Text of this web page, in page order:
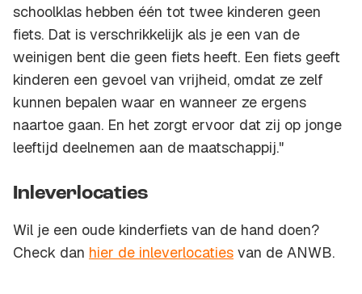
schoolklas hebben één tot twee kinderen geen
fiets. Dat is verschrikkelijk als je een van de
weinigen bent die geen fiets heeft. Een fiets geeft
kinderen een gevoel van vrijheid, omdat ze zelf
kunnen bepalen waar en wanneer ze ergens
naartoe gaan. En het zorgt ervoor dat zij op jonge
leeftijd deelnemen aan de maatschappij."
Inleverlocaties
Wil je een oude kinderfiets van de hand doen?
Check dan hier de inleverlocaties van de ANWB.